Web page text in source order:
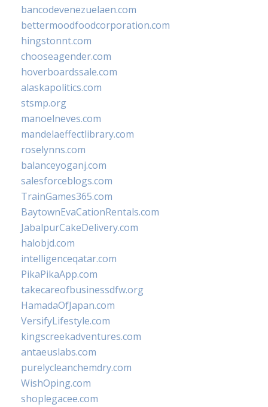
bancodevenezuelaen.com
bettermoodfoodcorporation.com
hingstonnt.com
chooseagender.com
hoverboardssale.com
alaskapolitics.com
stsmp.org
manoelneves.com
mandelaeffectlibrary.com
roselynns.com
balanceyoganj.com
salesforceblogs.com
TrainGames365.com
BaytownEvaCationRentals.com
JabalpurCakeDelivery.com
halobjd.com
intelligenceqatar.com
PikaPikaApp.com
takecareofbusinessdfw.org
HamadaOfJapan.com
VersifyLifestyle.com
kingscreekadventures.com
antaeuslabs.com
purelycleanchemdry.com
WishOping.com
shoplegacee.com